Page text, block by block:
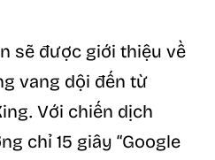
sẽ được giới thiệu về
vang dội đến từ
Với chiến dịch
chỉ 15 giây “Google